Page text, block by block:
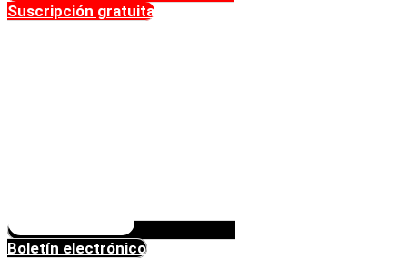
Suscripción gratuita
Boletín electrónico